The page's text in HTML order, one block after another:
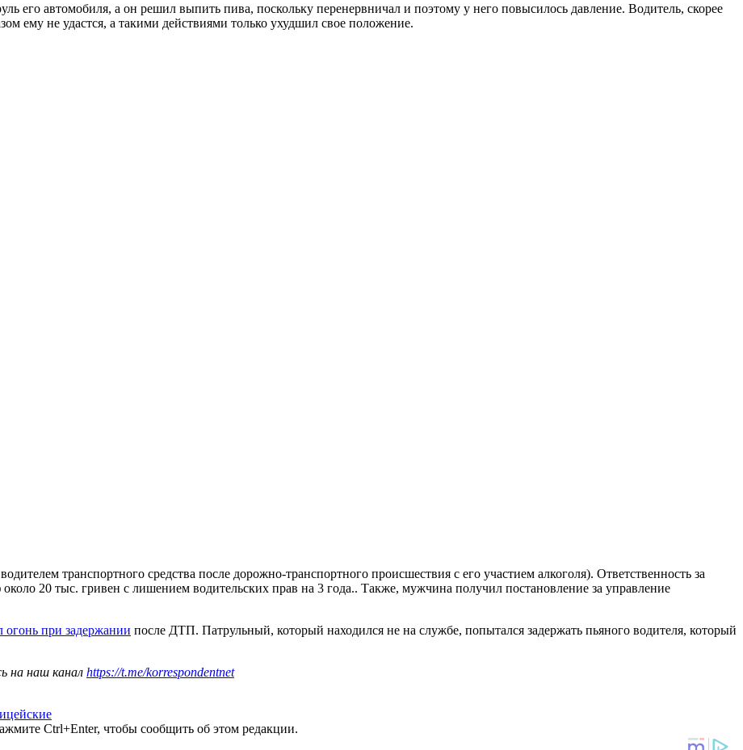
его автомобиля, а он решил выпить пива, поскольку перенервничал и поэтому у него повысилось давление. Водитель, скорее
ему не удастся, а такими действиями только ухудшил свое положение.
транспортного средства после дорожно-транспортного происшествия с его участием алкоголя). Ответственность за
20 тыс. гривен с лишением водительских прав на 3 года.. Также, мужчина получил постановление за управление
огонь при задержании после ДТП. Патрульный, который находился не на службе, попытался задержать пьяного водителя, который
на наш канал https://t.me/korrespondentnet
Ctrl+Enter, чтобы сообщить об этом редакции.